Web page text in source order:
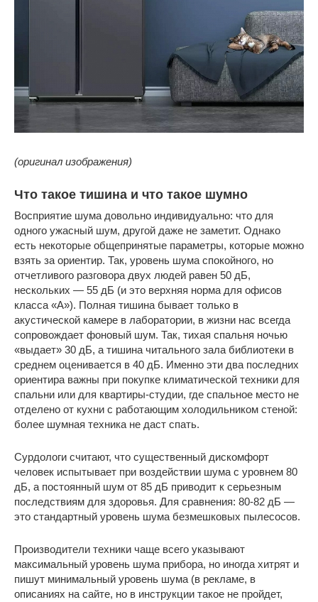
(оригинал изображения)
Что такое тишина и что такое шумно
Восприятие шума довольно индивидуально: что для
одного ужасный шум, другой даже не заметит. Однако
есть некоторые общепринятые параметры, которые можно
взять за ориентир. Так, уровень шума спокойного, но
отчетливого разговора двух людей равен 50 дБ,
нескольких — 55 дБ (и это верхняя норма для офисов
класса «А»). Полная тишина бывает только в
акустической камере в лаборатории, в жизни нас всегда
сопровождает фоновый шум. Так, тихая спальня ночью
«выдает» 30 дБ, а тишина читального зала библиотеки в
среднем оценивается в 40 дБ. Именно эти два последних
ориентира важны при покупке климатической техники для
спальни или для квартиры-студии, где спальное место не
отделено от кухни с работающим холодильником стеной:
более шумная техника не даст спать.
Сурдологи считают, что существенный дискомфорт
человек испытывает при воздействии шума с уровнем 80
дБ, а постоянный шум от 85 дБ приводит к серьезным
последствиям для здоровья. Для сравнения: 80-82 дБ —
это стандартный уровень шума безмешковых пылесосов.
Производители техники чаще всего указывают
максимальный уровень шума прибора, но иногда хитрят и
пишут минимальный уровень шума (в рекламе, в
описаниях на сайте, но в инструкции такое не пройдет,